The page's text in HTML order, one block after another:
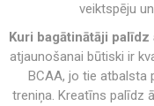
veiktspēju
Kuri bagātinātāji
atjaunošanai būtiski ir
BCAA, jo tie atbalsta
treniņa. Kreatīns palīdz